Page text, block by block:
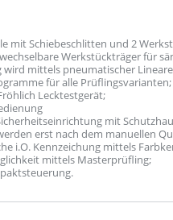
mit Schiebeschlitten und 2
Werkstückträger für
wird mittels pneumatischer
für alle Prüflingsvarianten;
Lecktestgerät;
mit
erst nach dem manuellen
i.O. Kennzeichung mittels
mittels Masterprüfling;